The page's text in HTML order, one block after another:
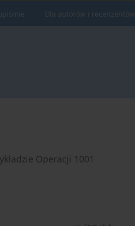
Dla autorów i recenzentów
Operacji 1001